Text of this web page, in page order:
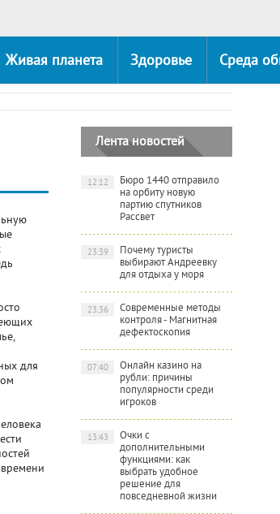
Живая планета Здоровье Среда
для
Лента новостей
Бюро 1440 отправило
на орбиту новую
партию спутников
Рассвет
12:12
Почему туристы
выбирают Андреевку
для отдыха у моря
23:39
Современные методы
контроля - Магнитная
дефектоскопия
23:36
Онлайн казино на
рубли: причины
популярности среди
игроков
07:40
Очки с
дополнительными
функциями: как
выбрать удобное
решение для
повседневной жизни
13:43